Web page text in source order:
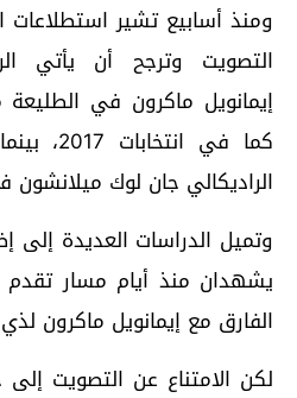
ومنذ أسابيع تشير استطلاعات
التصويت وترجح أن يأتي
إيمانويل ماكرون في
كما في
الراديكالي جان لوك ميلانشون
وتميل الدراسات العديدة إلى
يشهدان منذ أيام مسار
الفارق مع إيمانويل ماكرون
لكن الامتناع عن التصويت إلى